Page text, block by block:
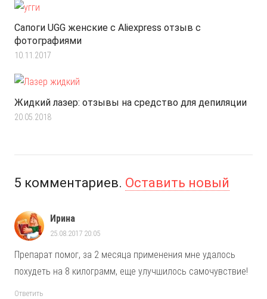
Сапоги UGG женские с Aliexpress отзыв с
фотографиями
10.11.2017
Жидкий лазер: отзывы на средство для депиляции
20.05.2018
5 комментариев. Оставить новый
Ирина
25.08.2017 20:05
Препарат помог, за 2 месяца применения мне удалось
похудеть на 8 килограмм, еще улучшилось самочувствие!
Ответить